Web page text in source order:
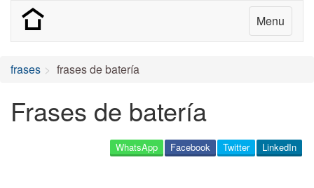
Menu
frases frases de batería
Frases de batería
LinkedIn
Twitter
Facebook
WhatsApp